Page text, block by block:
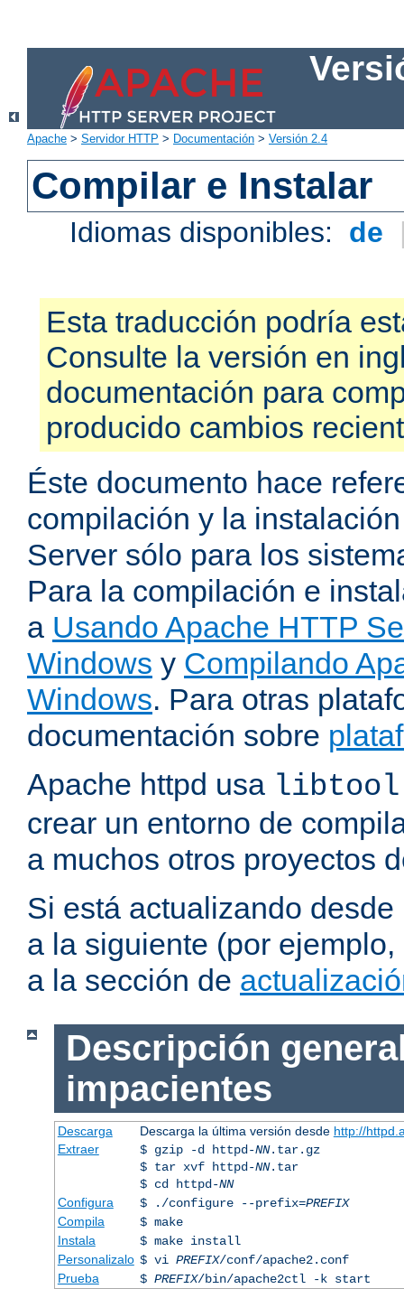
Apache > Servidor HTTP > Documentación > Versión 2.4
Compilar e Instalar
Idiomas disponibles: de
Esta traducción podría
Consulte la versión en
documentación para
producido cambios
Éste documento hace
compilación y la
Server sólo para los
Para la compilación e
a Usando Apache HTTP
Windows y Compilando
Windows. Para otras
documentación sobre
Apache httpd usa libtool
crear un entorno de
a muchos otros proyectos
Si está actualizando
a la siguiente (por
a la sección de
Descripción
impacientes
Descarga Descarga la última versión desde http://
Extraer
$ gzip -d httpd-NN.tar.gz
$ tar xvf httpd-NN.tar
$ cd httpd-NN
Configura
$ ./configure --prefix=PREFIX
Compila
$ make
Instala
$ make install
Personalizalo $ vi PREFIX/conf/apache2.conf
Prueba
$ PREFIX/bin/apache2ctl -k start